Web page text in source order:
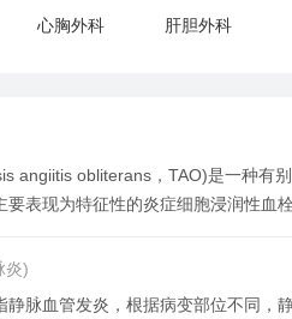
心胸外科 肝胆外科
angiitis obliterans，TAO)是一种有
要表现为特征性的炎症细胞浸润性血
炎)
静脉血管发炎，根据病变部位不同